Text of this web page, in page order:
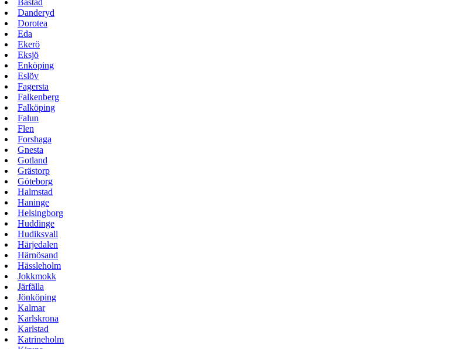
Båstad
Danderyd
Dorotea
Eda
Ekerö
Eksjö
Enköping
Eslöv
Fagersta
Falkenberg
Falköping
Falun
Flen
Forshaga
Gnesta
Gotland
Grästorp
Göteborg
Halmstad
Haninge
Helsingborg
Huddinge
Hudiksvall
Härjedalen
Härnösand
Hässleholm
Jokkmokk
Järfälla
Jönköping
Kalmar
Karlskrona
Karlstad
Katrineholm